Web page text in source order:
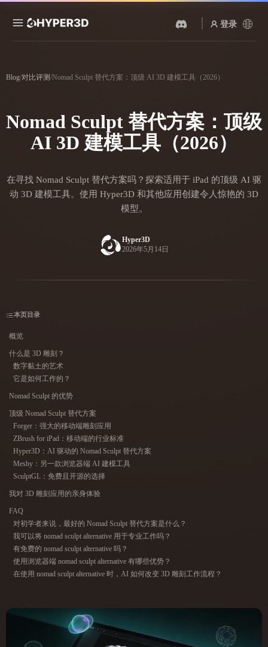
登录
Rodin ChatAvatar
功能
上传一张图片，即刻获得 3D
文本转 3D
从文字提示到 3D 物体 ——
即刻完成。
用 AI 从文字或图片创作视
频。
视觉内容。
AI 图像重混
AI 纹理生成器
AI HDRI 生成器 3D 网格 편집기
定价
资源
社区
研究
Game
NFT Creation
VR/AR
Mechanical
Engineering
插件
Blender
ComfyUI
风格
Flat Gothic Hand-Painted
Blog/对比评测/Nomad Sculpt 替代方案：顶级 AI 3D 建模工具（2026）
Nomad Sculpt 替代方案：顶级
AI 3D 建模工具（2026）
在寻找 Nomad Sculpt 替代方案吗？探索适用于 iPad 的顶级 AI 驱
动 3D 建模工具。使用 Hyper3D 和其他应用创建令人惊艳的 3D
模型。
Hyper3D
2026年5月14日
本页目录
概览
什么是 3D 雕刻？
数字黏土的艺术
它是如何工作的？
Nomad Sculpt 的优势
顶级 Nomad Sculpt 替代方案
Forger：强大的移动端雕刻应用
ZBrush for iPad：移动端的行业标准
Hyper3D：AI 驱动的 Nomad Sculpt 替代方案
Meshy：另一款浏览器端 AI 建模工具
SculptGL：免费且开源的选择
我对 3D 雕刻应用的亲身体验
FAQ
对初学者来说，最好的 Nomad Sculpt 替代方案是什么？
我可以将 nomad sculpt alternative 用于专业工作吗？
有免费的 nomad sculpt alternative 吗？
使用浏览器端 nomad sculpt alternative 有哪些优势？
在使用 nomad sculpt alternative 时，AI 如何改变 3D 雕刻工作流程？